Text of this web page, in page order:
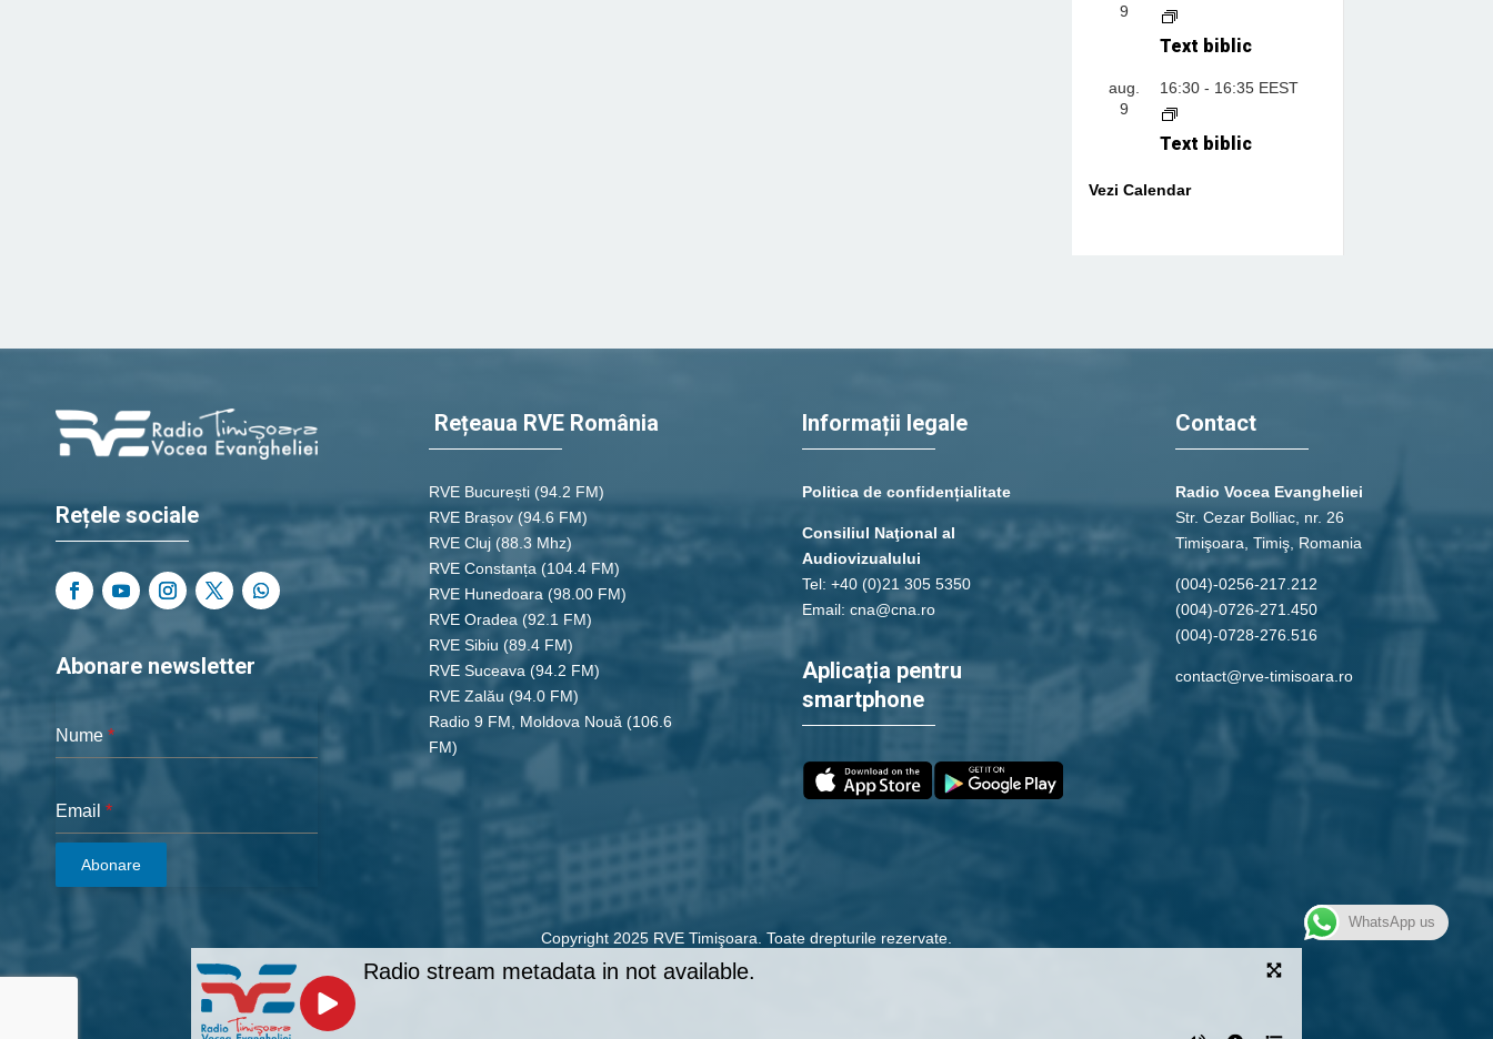
9
Text biblic
aug.
9
16:30- 16:35 EEST
Text biblic
Vezi Calendar
Rețele sociale
Abonare newsletter
Nume *
Email *
Abonare
Rețeaua RVE România
RVE București (94.2 FM)
RVE Brașov (94.6 FM)
RVE Cluj (88.3 Mhz)
RVE Constanța (104.4 FM)
RVE Hunedoara (98.00 FM)
RVE Oradea (92.1 FM)
RVE Sibiu (89.4 FM)
RVE Suceava (94.2 FM)
RVE Zalău (94.0 FM)
Radio 9 FM, Moldova Nouă (106.6
FM)
Informații legale
Politica de confidențialitate
Consiliul Naţional al
Audiovizualului
Tel: +40 (0)21 305 5350
Email: cna@cna.ro
Aplicația pentru
smartphone
Contact
Radio Vocea Evangheliei
Str. Cezar Bolliac, nr. 26
Timişoara, Timiş, Romania
(004)-0256-217.212
(004)-0726-271.450
(004)-0728-276.516
contact@rve-timisoara.ro
Copyright 2025 RVE Timişoara. Toate drepturile rezervate.
Radio stream metadata in not available.
WhatsApp us